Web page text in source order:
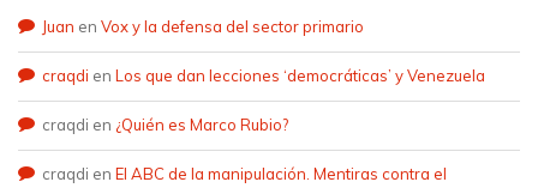
Juan en Vox y la defensa del sector primario
craqdi en Los que dan lecciones ‘democráticas’ y Venezuela
craqdi en ¿Quién es Marco Rubio?
craqdi en El ABC de la manipulación. Mentiras contra el